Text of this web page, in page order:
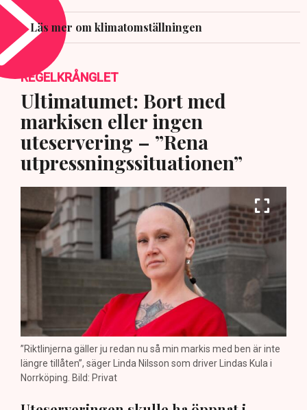
Läs mer om klimatomställningen
REGELKRÅNGLET
Ultimatumet: Bort med
markisen eller ingen
uteservering – ”Rena
utpressningssituationen”
”Riktlinjerna gäller ju redan nu så min markis med ben är inte
längre tillåten”, säger Linda Nilsson som driver Lindas Kula i
Norrköping. Bild: Privat